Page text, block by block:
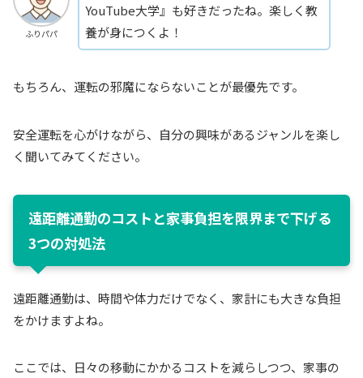
ふりパパ
YouTube大学』も好きだったね。楽しく教
養が身につくよ！
もちろん、運転の邪魔にならないことが最優先です。
安全運転を心がけながら、自分の興味があるジャンルを楽し
く聞いてみてください。
遠距離通勤のコストと家事負担を限界まで下げる
3つの対処法
遠距離通勤は、時間や体力だけでなく、家計にも大きな負担
をかけますよね。
ここでは、日々の移動にかかるコストを減らしつつ、家事の